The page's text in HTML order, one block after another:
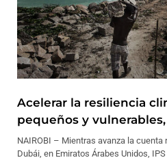
Acelerar la resiliencia
pequeños y vulnerables,
NAIROBI – Mientras avanza la cuenta
Dubái, en Emiratos Árabes Unidos,